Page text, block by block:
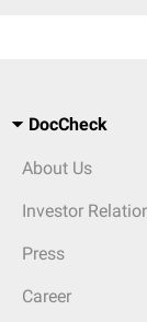
DocCheck
About Us
Investor
Press
Career